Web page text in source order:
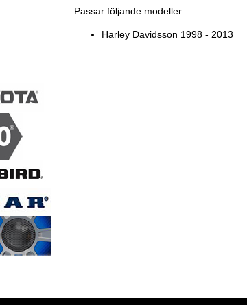
Passar följande modeller:
Harley Davidsson 1998 - 2013